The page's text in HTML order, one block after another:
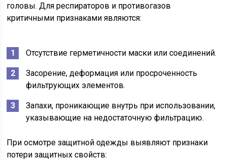
головы. Для респираторов и противогазов
критичными признаками являются:
Отсутствие герметичности маски или соединений.
Засорение, деформация или просроченность
фильтрующих элементов.
Запахи, проникающие внутрь при использовании,
указывающие на недостаточную фильтрацию.
При осмотре защитной одежды выявляют признаки
потери защитных свойств: